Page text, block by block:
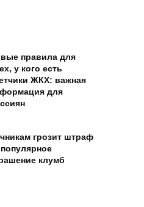
правила для
у кого есть
ЖКХ: важная
для
грозит штраф
клумб